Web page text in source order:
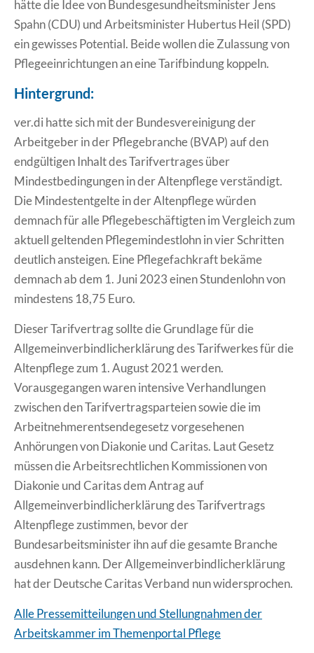
hätte die Idee von Bundesgesundheitsminister Jens
Spahn (CDU) und Arbeitsminister Hubertus Heil (SPD)
ein gewisses Potential. Beide wollen die Zulassung von
Pflegeeinrichtungen an eine Tarifbindung koppeln.
Hintergrund:
ver.di hatte sich mit der Bundesvereinigung der
Arbeitgeber in der Pflegebranche (BVAP) auf den
endgültigen Inhalt des Tarifvertrages über
Mindestbedingungen in der Altenpflege verständigt.
Die Mindestentgelte in der Altenpflege würden
demnach für alle Pflegebeschäftigten im Vergleich zum
aktuell geltenden Pflegemindestlohn in vier Schritten
deutlich ansteigen. Eine Pflegefachkraft bekäme
demnach ab dem 1. Juni 2023 einen Stundenlohn von
mindestens 18,75 Euro.
Dieser Tarifvertrag sollte die Grundlage für die
Allgemeinverbindlicherklärung des Tarifwerkes für die
Altenpflege zum 1. August 2021 werden.
Vorausgegangen waren intensive Verhandlungen
zwischen den Tarifvertragsparteien sowie die im
Arbeitnehmerentsendegesetz vorgesehenen
Anhörungen von Diakonie und Caritas. Laut Gesetz
müssen die Arbeitsrechtlichen Kommissionen von
Diakonie und Caritas dem Antrag auf
Allgemeinverbindlicherklärung des Tarifvertrags
Altenpflege zustimmen, bevor der
Bundesarbeitsminister ihn auf die gesamte Branche
ausdehnen kann. Der Allgemeinverbindlicherklärung
hat der Deutsche Caritas Verband nun widersprochen.
Alle Pressemitteilungen und Stellungnahmen der
Arbeitskammer im Themenportal Pflege